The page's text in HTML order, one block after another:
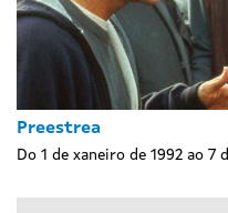
Preestrea
Do 1 de xaneiro de 1992 ao 7